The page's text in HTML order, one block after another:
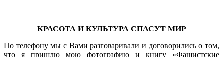
КРАСОТА И КУЛЬТУРА СПАСУТ МИР
По телефону мы с Вами разговаривали и договорились о том,
что я пришлю мою фотографию и книгу «Фашистские